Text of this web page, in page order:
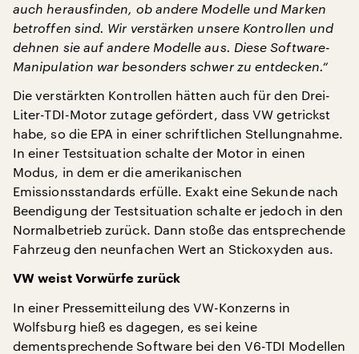
auch herausfinden, ob andere Modelle und Marken
betroffen sind. Wir verstärken unsere Kontrollen und
dehnen sie auf andere Modelle aus. Diese Software-
Manipulation war besonders schwer zu entdecken.“
Die verstärkten Kontrollen hätten auch für den Drei-
Liter-TDI-Motor zutage gefördert, dass VW getrickst
habe, so die EPA in einer schriftlichen Stellungnahme.
In einer Testsituation schalte der Motor in einen
Modus, in dem er die amerikanischen
Emissionsstandards erfülle. Exakt eine Sekunde nach
Beendigung der Testsituation schalte er jedoch in den
Normalbetrieb zurück. Dann stoße das entsprechende
Fahrzeug den neunfachen Wert an Stickoxyden aus.
VW weist Vorwürfe zurück
In einer Pressemitteilung des VW-Konzerns in
Wolfsburg hieß es dagegen, es sei keine
dementsprechende Software bei den V6-TDI Modellen